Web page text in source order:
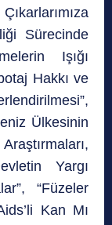
Sürecinde
Işığı
Hakkı ve
Ülkesinin
Yargı
“Füzeler
Kan Mı